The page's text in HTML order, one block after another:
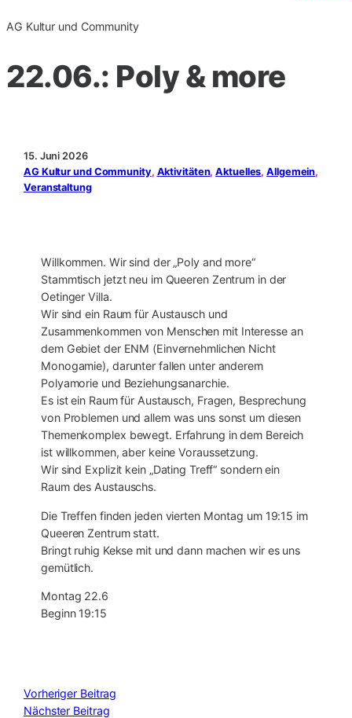
AG Kultur und Community
22.06.: Poly & more
15. Juni 2026
AG Kultur und Community, Aktivitäten, Aktuelles, Allgemein
Veranstaltung
Willkommen. Wir sind der „Poly and more“
Stammtisch jetzt neu im Queeren Zentrum in der
Oetinger Villa.
Wir sind ein Raum für Austausch und
Zusammenkommen von Menschen mit Interesse an
dem Gebiet der ENM (Einvernehmlichen Nicht
Monogamie), darunter fallen unter anderem
Polyamorie und Beziehungsanarchie.
Es ist ein Raum für Austausch, Fragen, Besprechung
von Problemen und allem was uns sonst um diesen
Themenkomplex bewegt. Erfahrung in dem Bereich
ist willkommen, aber keine Voraussetzung.
Wir sind Explizit kein „Dating Treff“ sondern ein
Raum des Austauschs.
Die Treffen finden jeden vierten Montag um 19:15 im
Queeren Zentrum statt.
Bringt ruhig Kekse mit und dann machen wir es uns
gemütlich.
Montag 22.6
Beginn 19:15
Vorheriger Beitrag
Nächster Beitrag